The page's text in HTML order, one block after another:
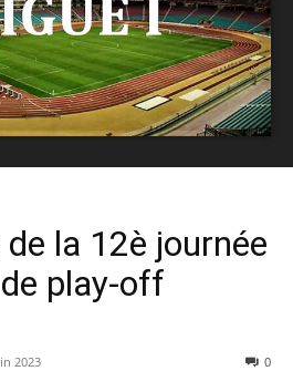
la 12è journée
play-off
2023 0